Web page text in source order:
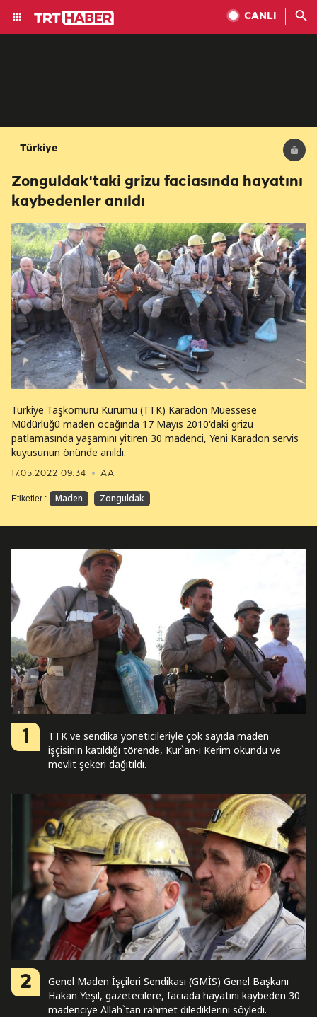
CANLI
Türkiye
Zonguldak'taki grizu faciasında hayatını
kaybedenler anıldı
17.05.2022 09:34 AA
Türkiye Taşkömürü Kurumu (TTK) Karadon Müessese
Müdürlüğü maden ocağında 17 Mayıs 2010'daki grizu
patlamasında yaşamını yitiren 30 madenci, Yeni Karadon servis
kuyusunun önünde anıldı.
Etiketler : Maden Zonguldak
1
TTK ve sendika yöneticileriyle çok sayıda maden
işçisinin katıldığı törende, Kur`an-ı Kerim okundu ve
mevlit şekeri dağıtıldı.
2
Genel Maden İşçileri Sendikası (GMİS) Genel Başkanı
Hakan Yeşil, gazetecilere, faciada hayatını kaybeden 30
madenciye Allah`tan rahmet dilediklerini söyledi.